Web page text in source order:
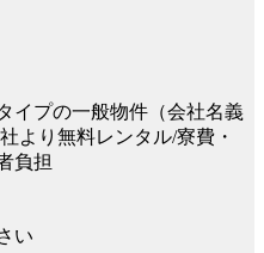
イプの一般物件（会社名義
より無料レンタル/寮費・
負担
い